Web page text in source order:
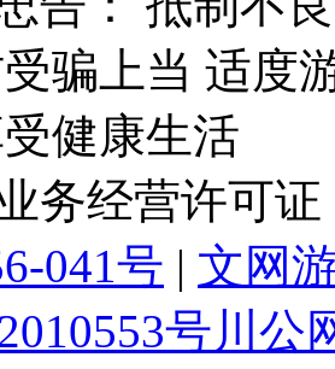
骗上当 适度
健康生活
务经营许可证
041号 | 文网
号川公